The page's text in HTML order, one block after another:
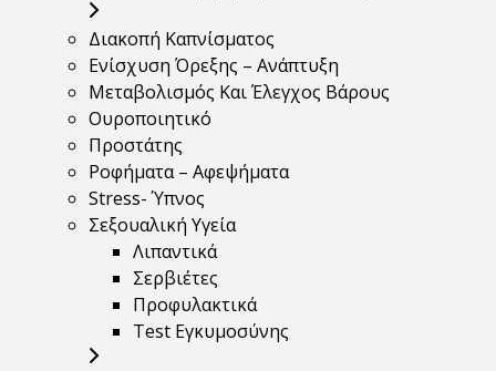
Διακοπή Καπνίσματος
Ενίσχυση Όρεξης – Ανάπτυξη
Μεταβολισμός Και Έλεγχος Βάρους
Ουροποιητικό
Προστάτης
Ροφήματα – Αφεψήματα
Stress- Ύπνος
Σεξουαλική Υγεία
Λιπαντικά
Σερβιέτες
Προφυλακτικά
Test Εγκυμοσύνης